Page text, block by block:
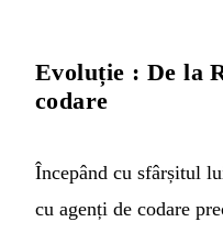
Evoluție : De la
codare
Începând cu sfârșitul
cu agenți de codare